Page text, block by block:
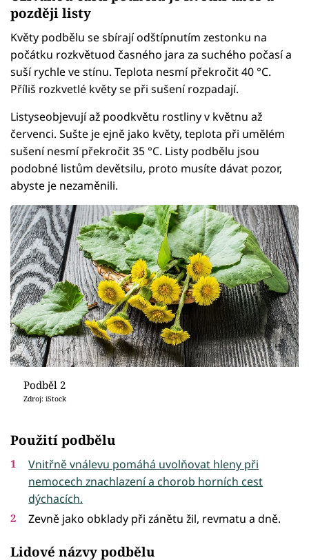
později listy
Květy podbělu se sbírají odštípnutím zestonku na
počátku rozkvětuod časného jara za suchého počasí a
suší rychle ve stínu. Teplota nesmí překročit 40 °C.
Příliš rozkvetlé květy se při sušení rozpadají.
Listyseobjevují až poodkvětu rostliny v květnu až
červenci. Sušte je ejně jako květy, teplota při umělém
sušení nesmí překročit 35 °C. Listy podbělu jsou
podobné listům devětsilu, proto musíte dávat pozor,
abyste je nezaměnili.
Podběl 2
Zdroj: iStock
Použití podbělu
Vnitřně vnálevu pomáhá uvolňovat hleny při
nemocech znachlazení a chorob horních cest
dýchacích.
Zevně jako obklady při zánětu žil, revmatu a dně.
Lidové názvy podbělu